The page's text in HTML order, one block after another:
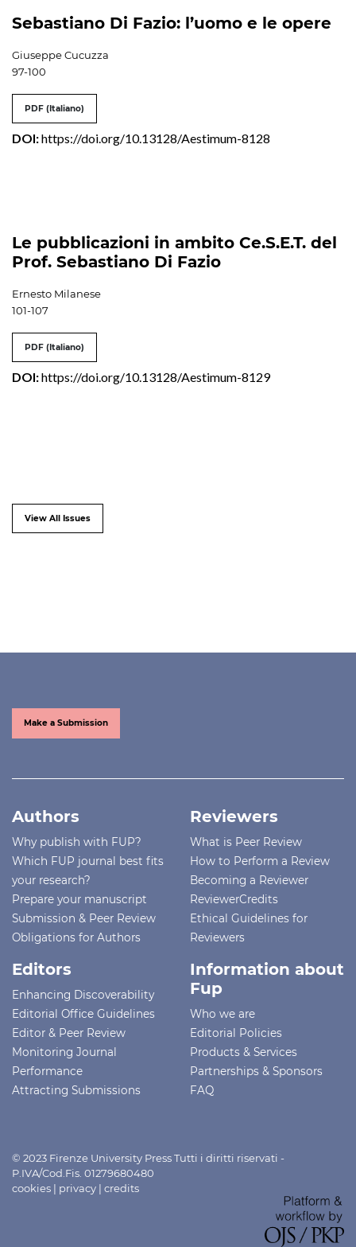
Sebastiano Di Fazio: l’uomo e le opere
Giuseppe Cucuzza
97-100
PDF (Italiano)
DOI:https://doi.org/10.13128/Aestimum-8128
Le pubblicazioni in ambito Ce.S.E.T. del
Prof. Sebastiano Di Fazio
Ernesto Milanese
101-107
PDF (Italiano)
DOI:https://doi.org/10.13128/Aestimum-8129
View All Issues
Make a Submission
Authors
Why publish with FUP?
Which FUP journal best fits
your research?
Prepare your manuscript
Submission & Peer Review
Obligations for Authors
Reviewers
What is Peer Review
How to Perform a Review
Becoming a Reviewer
ReviewerCredits
Ethical Guidelines for
Reviewers
Editors
Enhancing Discoverability
Editorial Office Guidelines
Editor & Peer Review
Monitoring Journal
Performance
Attracting Submissions
Information about
Fup
Who we are
Editorial Policies
Products & Services
Partnerships & Sponsors
FAQ
© 2023 Firenze University Press Tutti i diritti riservati -
P.IVA/Cod.Fis. 01279680480
cookies | privacy | credits